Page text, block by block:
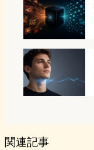
関連記事